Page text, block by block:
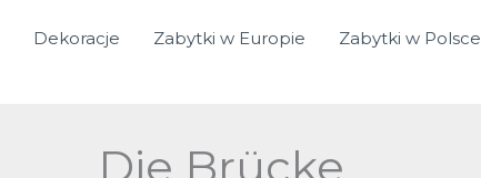
Dekoracje Zabytki w Europie Zabytki w Polsce
Die Brücke